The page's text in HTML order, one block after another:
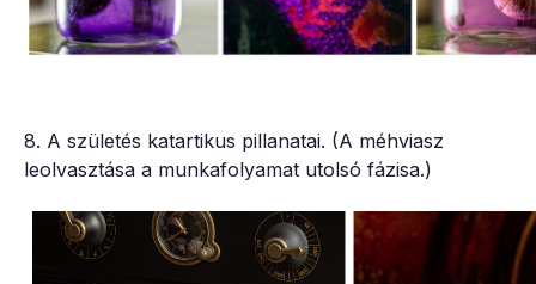
8. A születés katartikus pillanatai. (A méhviasz
leolvasztása a munkafolyamat utolsó fázisa.)